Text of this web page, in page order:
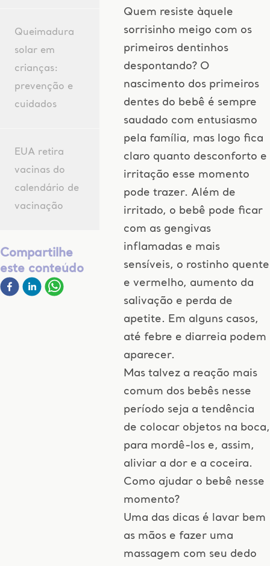
Queimadura
solar em
crianças:
prevenção e
cuidados
EUA retira
vacinas do
calendário de
vacinação
Compartilhe
este conteúdo
Quem resiste àquele
sorrisinho meigo com os
primeiros dentinhos
despontando? O
nascimento dos primeiros
dentes do bebê é sempre
saudado com entusiasmo
pela família, mas logo fica
claro quanto desconforto e
irritação esse momento
pode trazer. Além de
irritado, o bebê pode ficar
com as gengivas
inflamadas e mais
sensíveis, o rostinho quente
e vermelho, aumento da
salivação e perda de
apetite. Em alguns casos,
até febre e diarreia podem
aparecer.
Mas talvez a reação mais
comum dos bebês nesse
período seja a tendência
de colocar objetos na boca,
para mordê-los e, assim,
aliviar a dor e a coceira.
Como ajudar o bebê nesse
momento?
Uma das dicas é lavar bem
as mãos e fazer uma
massagem com seu dedo